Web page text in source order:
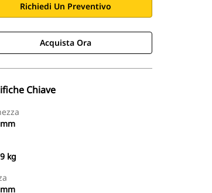
Richiedi Un Preventivo
Acquista Ora
Chiave
kg